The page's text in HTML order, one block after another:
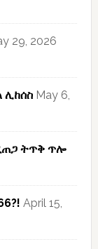
29, 2026
ሊከሰስ May 6,
ትጥቅ ጥሎ
April 15,